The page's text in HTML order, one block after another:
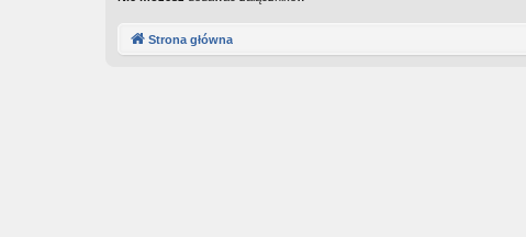
Strona główna